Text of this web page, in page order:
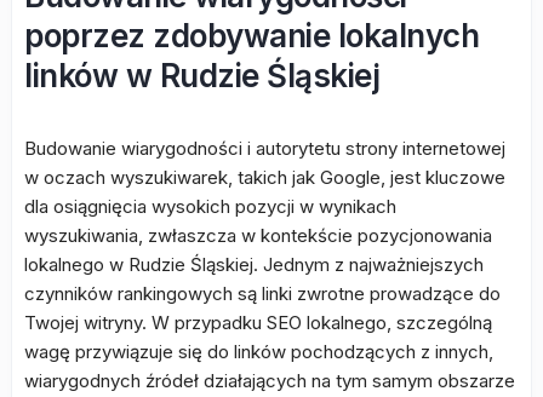
poprzez zdobywanie lokalnych
linków w Rudzie Śląskiej
Budowanie wiarygodności i autorytetu strony internetowej
w oczach wyszukiwarek, takich jak Google, jest kluczowe
dla osiągnięcia wysokich pozycji w wynikach
wyszukiwania, zwłaszcza w kontekście pozycjonowania
lokalnego w Rudzie Śląskiej. Jednym z najważniejszych
czynników rankingowych są linki zwrotne prowadzące do
Twojej witryny. W przypadku SEO lokalnego, szczególną
wagę przywiązuje się do linków pochodzących z innych,
wiarygodnych źródeł działających na tym samym obszarze